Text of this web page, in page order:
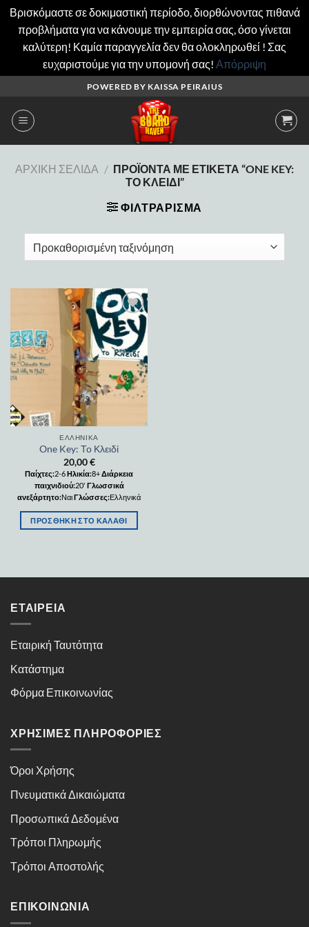
Βρισκόμαστε σε δοκιμαστική περίοδο, διορθώνοντας πιθανά
προβλήματα για να κάνουμε την εμπειρία σας, όσο γίνεται
καλύτερη! Καμία παραγγελία δεν θα ολοκληρωθεί ! Σας
ευχαριστούμε για την υπομονή σας! Απόρριψη
περιεχόμενο
POWERED BY KAISSA PEIRAIUS
ΑΡΧΙΚΉ ΣΕΛΊΔΑ / ΠΡΟΪΌΝΤΑ ΜΕ ΕΤΙΚΈΤΑ “ONE KEY:
ΤΟ ΚΛΕΙΔΊ”
ΦΙΛΤΡΆΡΙΣΜΑ
Add to
wishlist
ΕΛΛΗΝΙΚΆ
One Key: Το Κλειδί
20,00€
Παίχτες:2-6Ηλικία:8+Διάρκεια
παιχνιδιού:20' Γλωσσικά
ανεξάρτητο:ΝαιΓλώσσες:Ελληνικά
ΠΡΟΣΘΉΚΗ ΣΤΟ ΚΑΛΆΘΙ
ΕΤΑΙΡΕΊΑ
Εταιρική Ταυτότητα
Κατάστημα
Φόρμα Επικοινωνίας
ΧΡΉΣΙΜΕΣ ΠΛΗΡΟΦΟΡΊΕΣ
Όροι Χρήσης
Πνευματικά Δικαιώματα
Προσωπικά Δεδομένα
Τρόποι Πληρωμής
Τρόποι Αποστολής
ΕΠΙΚΟΙΝΩΝΊΑ